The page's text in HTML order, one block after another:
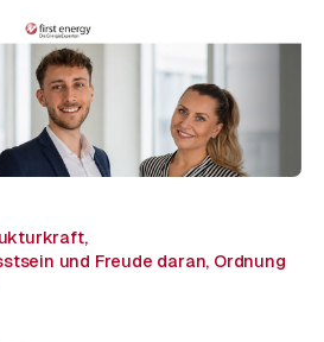
und Freude daran, Ordnung